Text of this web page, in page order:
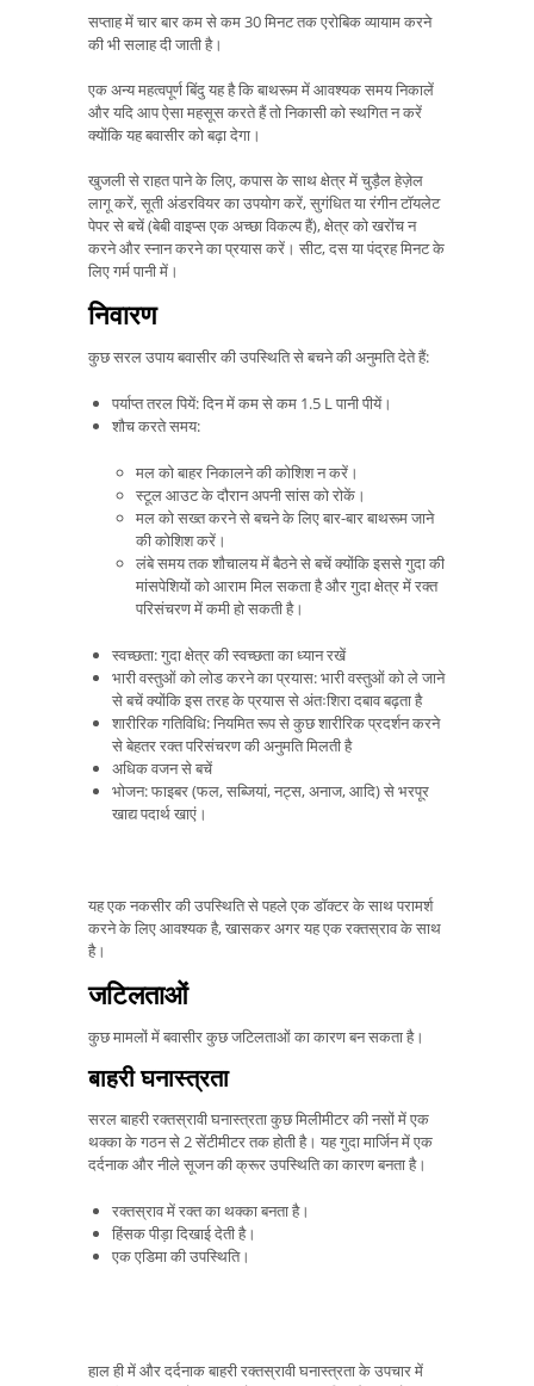
सप्ताह में चार बार कम से कम 30 मिनट तक एरोबिक व्यायाम करने
की भी सलाह दी जाती है।
एक अन्य महत्वपूर्ण बिंदु यह है कि बाथरूम में आवश्यक समय निकालें
और यदि आप ऐसा महसूस करते हैं तो निकासी को स्थगित न करें
क्योंकि यह बवासीर को बढ़ा देगा।
खुजली से राहत पाने के लिए, कपास के साथ क्षेत्र में चुड़ैल हेज़ेल
लागू करें, सूती अंडरवियर का उपयोग करें, सुगंधित या रंगीन टॉयलेट
पेपर से बचें (बेबी वाइप्स एक अच्छा विकल्प हैं), क्षेत्र को खरोंच न
करने और स्नान करने का प्रयास करें। सीट, दस या पंद्रह मिनट के
लिए गर्म पानी में।
निवारण
कुछ सरल उपाय बवासीर की उपस्थिति से बचने की अनुमति देते हैं:
पर्याप्त तरल पियें: दिन में कम से कम 1.5 L पानी पीयें।
शौच करते समय:
मल को बाहर निकालने की कोशिश न करें।
स्टूल आउट के दौरान अपनी सांस को रोकें।
मल को सख्त करने से बचने के लिए बार-बार बाथरूम जाने
की कोशिश करें।
लंबे समय तक शौचालय में बैठने से बचें क्योंकि इससे गुदा की
मांसपेशियों को आराम मिल सकता है और गुदा क्षेत्र में रक्त
परिसंचरण में कमी हो सकती है।
स्वच्छता: गुदा क्षेत्र की स्वच्छता का ध्यान रखें
भारी वस्तुओं को लोड करने का प्रयास: भारी वस्तुओं को ले जाने
से बचें क्योंकि इस तरह के प्रयास से अंतःशिरा दबाव बढ़ता है
शारीरिक गतिविधि: नियमित रूप से कुछ शारीरिक प्रदर्शन करने
से बेहतर रक्त परिसंचरण की अनुमति मिलती है
अधिक वजन से बचें
भोजन: फाइबर (फल, सब्जियां, नट्स, अनाज, आदि) से भरपूर
खाद्य पदार्थ खाएं।
यह एक नकसीर की उपस्थिति से पहले एक डॉक्टर के साथ परामर्श
करने के लिए आवश्यक है, खासकर अगर यह एक रक्तस्राव के साथ
है।
जटिलताओं
कुछ मामलों में बवासीर कुछ जटिलताओं का कारण बन सकता है।
बाहरी घनास्त्रता
सरल बाहरी रक्तस्रावी घनास्त्रता कुछ मिलीमीटर की नसों में एक
थक्का के गठन से 2 सेंटीमीटर तक होती है। यह गुदा मार्जिन में एक
दर्दनाक और नीले सूजन की क्रूर उपस्थिति का कारण बनता है।
रक्तस्राव में रक्त का थक्का बनता है।
हिंसक पीड़ा दिखाई देती है।
एक एडिमा की उपस्थिति।
हाल ही में और दर्दनाक बाहरी रक्तस्रावी घनास्त्रता के उपचार में